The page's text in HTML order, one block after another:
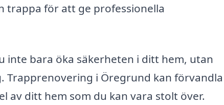
trappa för att ge professionella
inte bara öka säkerheten i ditt hem, utan
i Öregrund kan förvandla
av ditt hem som du kan vara stolt över.